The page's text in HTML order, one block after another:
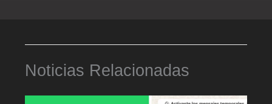
Noticias Relacionadas